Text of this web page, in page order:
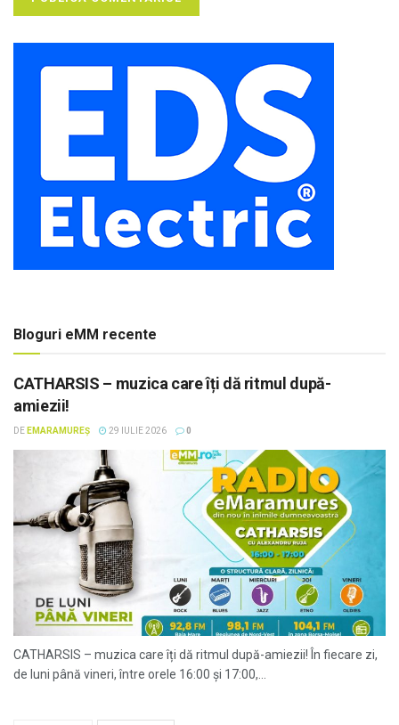
Bloguri eMM recente
CATHARSIS – muzica care îți dă ritmul după-
amiezii!
DE EMARAMUREȘ 29 IULIE 2026 0
CATHARSIS – muzica care îți dă ritmul după-amiezii! În fiecare zi,
de luni până vineri, între orele 16:00 și 17:00,...